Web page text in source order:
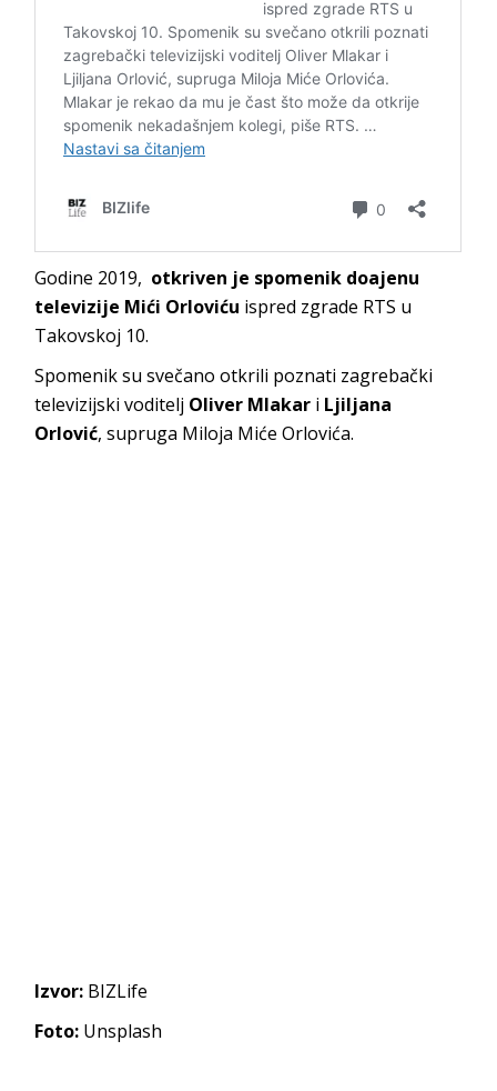
Godine 2019, otkriven je spomenik doajenu
televizije Mići Orloviću ispred zgrade RTS u
Takovskoj 10.
Spomenik su svečano otkrili poznati zagrebački
televizijski voditelj Oliver Mlakar i Ljiljana
Orlović, supruga Miloja Miće Orlovića.
Izvor: BIZLife
Foto: Unsplash